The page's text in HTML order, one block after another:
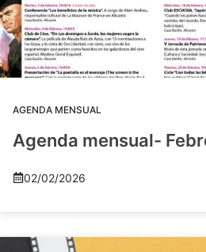
AGENDA MENSUAL
Agenda mensual-
02/02/2026